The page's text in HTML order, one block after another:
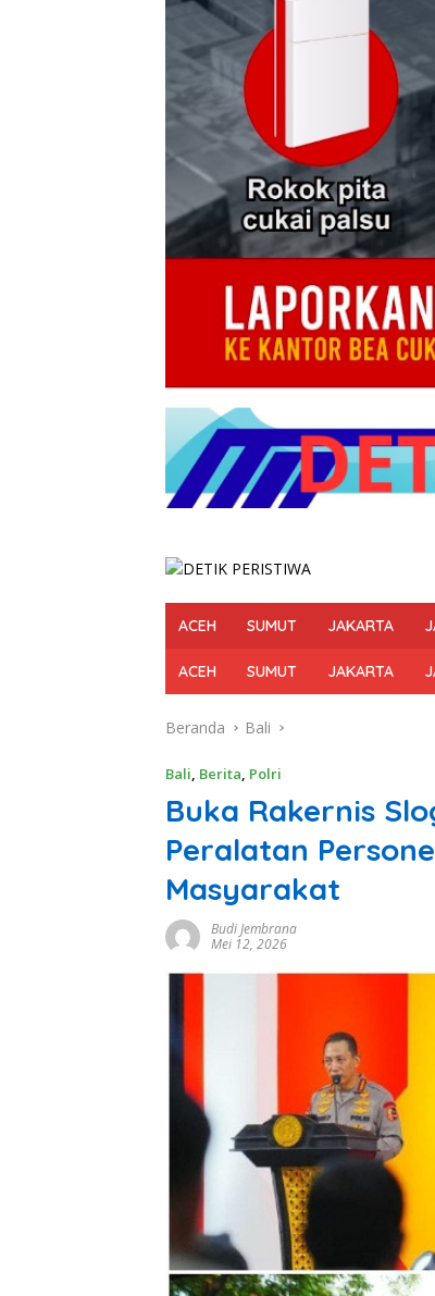
ACEH SUMUT JAKARTA
ACEH SUMUT JAKARTA
Beranda Bali
Bali, Berita, Polri
Buka Rakernis
Peralatan
Masyarakat
Budi Jembrana
Mei 12, 2026